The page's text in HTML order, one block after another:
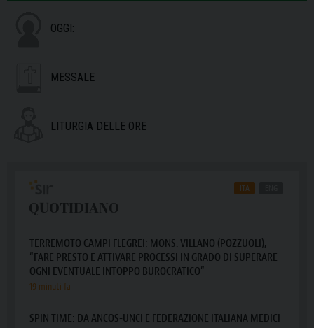
OGGI:
MESSALE
LITURGIA DELLE ORE